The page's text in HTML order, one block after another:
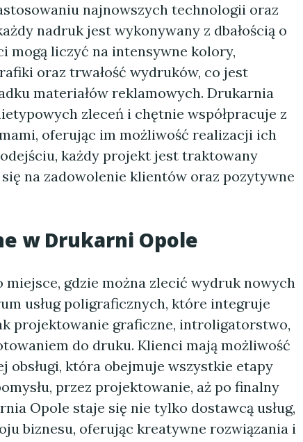
najnowszych technologii oraz
nadruk jest wykonywany z dbałością o
mogą liczyć na intensywne kolory,
oraz trwałość wydruków, co jest
materiałów reklamowych. Drukarnia
zleceń i chętnie współpracuje z
oferując im możliwość realizacji ich
każdy projekt jest traktowany
na zadowolenie klientów oraz pozytywne
w Drukarni Opole
gdzie można zlecić wydruk nowych
usług poligraficznych, które integruje
projektowanie graficzne, introligatorstwo,
do druku. Klienci mają możliwość
obsługi, która obejmuje wszystkie etapy
przez projektowanie, aż po finalny
Opole staje się nie tylko dostawcą usług,
biznesu, oferując kreatywne rozwiązania i